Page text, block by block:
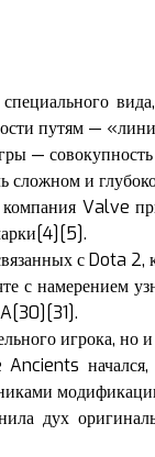
путям —
—
сложном и
Valve
с Dota 2,
с намерением
игрока, но
начался,
дух